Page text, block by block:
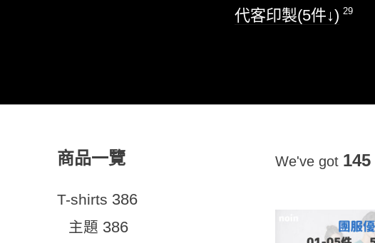
代客印製(5件↓) 29
商品一覽
T-shirts 386
主題 386
We've got 145